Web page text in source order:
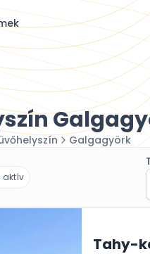
Galgagyörk
aktív